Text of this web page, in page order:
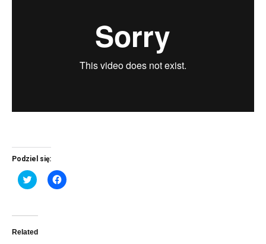
Podziel się:
Click
to
(Opens
new
Click
to
Related